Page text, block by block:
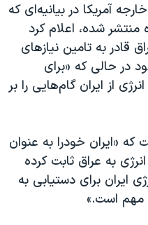
آمریکا در بیانیه‌ای که
۲۳ بهمن ماه منتشر شده، اعلام کرد
به تامین نیازهای
در حالی که «برای
از ایران گام‌هایی را بر
«ایران خودرا به عنوان
به عراق ثابت كرده
ایران برای دستیابی به
مهم است.‍»